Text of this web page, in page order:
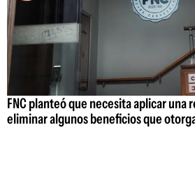
FNC planteó que necesita aplicar una
eliminar algunos beneficios que